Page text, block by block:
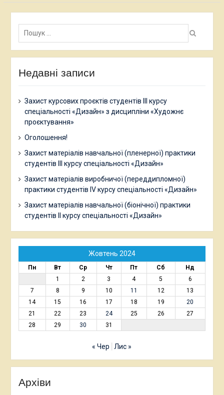
Пошук:
Недавні записи
Захист курсових проєктів студентів ІІІ курсу
спеціальності «Дизайн» з дисципліни «Художнє
проєктування»
Оголошення!
Захист матеріалів навчальної (пленерної) практики
студентів ІІІ курсу спеціальності «Дизайн»
Захист матеріалів виробничої (переддипломної)
практики студентів ІV курсу спеціальності «Дизайн»
Захист матеріалів навчальної (біонічної) практики
студентів ІІ курсу спеціальності «Дизайн»
Жовтень 2024
Пн Вт Ср Чт Пт Сб
Нд
1
2 3 4 5
6
7
8 9 10 11 12
13
14
15 16 17 18 19
20
21
22 23 24 25 26
27
28
29 30 31
« Чер Лис »
Архіви